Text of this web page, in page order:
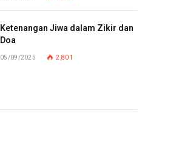
Ketenangan Jiwa dalam Zikir dan
Doa
05/09/2025 2,801